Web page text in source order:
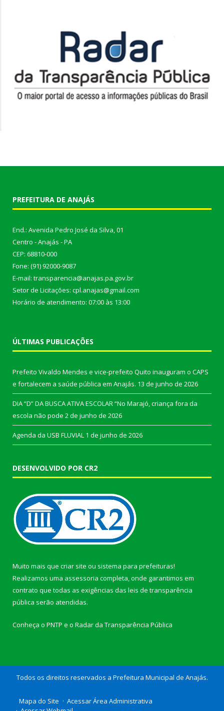
PREFEITURA DE ANAJÁS
End.: Avenida Pedro José da Silva, 01
Centro - Anajás - PA
CEP: 68810-000
Fone: (91) 92000-9087
E-mail: transparencia@anajas.pa.gov.br
Setor de Licitações: cpl.anajas@gmail.com
Horário de atendimento: 07:00 às 13:00
ÚLTIMAS PUBLICAÇÕES
Prefeito Vivaldo Mendes e vice-prefeito Quito inauguram o CAPS
e fortalecem a saúde pública em Anajás. 13 de junho de 2026
DIA “D” DA BUSCA ATIVA ESCOLAR “No Marajó, criança fora da
escola não pode 2 de junho de 2026
Agenda da USB FLUVIAL 1 de junho de 2026
DESENVOLVIDO POR CR2
Muito mais que criar site ou sistema para prefeituras!
Realizamos uma assessoria completa, onde garantimos em
contrato que todas as exigências das leis de transparência
pública serão atendidas.
Conheça o PNTP e o Radar da Transparência Pública
Todos os direitos reservados a Prefeitura Municipal de Anajás.
Mapa do Site
Acessar Área Administrativa